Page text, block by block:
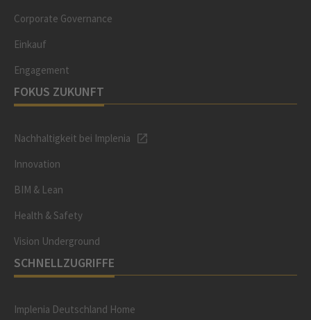
Corporate Governance
Einkauf
Engagement
FOKUS ZUKUNFT
Nachhaltigkeit bei Implenia
Innovation
BIM & Lean
Health & Safety
Vision Underground
SCHNELLZUGRIFFE
Implenia Deutschland Home